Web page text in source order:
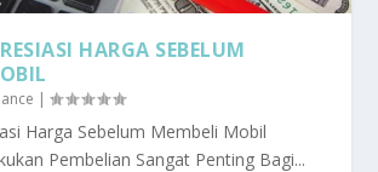
HARGA SEBELUM
|
Harga Sebelum Membeli Mobil
Pembelian Sangat Penting Bagi...